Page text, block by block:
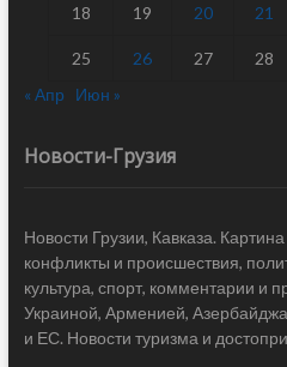
18 19 20 21
25 26 27 28
« Апр
Июн »
Новости-Грузия
Новости Грузии, Кавказа.
конфликты и происшествия,
культура, спорт, комментарии и
Украиной, Арменией,
и ЕС. Новости туризма и